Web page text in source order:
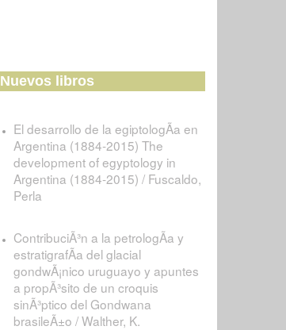
Nuevos libros
El desarrollo de la egiptologÃ­a en
Argentina (1884-2015) The
development of egyptology in
Argentina (1884-2015) / Fuscaldo,
Perla
ContribuciÃ³n a la petrologÃ­a y
estratigrafÃ­a del glacial
gondwÃ¡nico uruguayo y apuntes
a propÃ³sito de un croquis
sinÃ³ptico del Gondwana
brasileÃ±o / Walther, K.